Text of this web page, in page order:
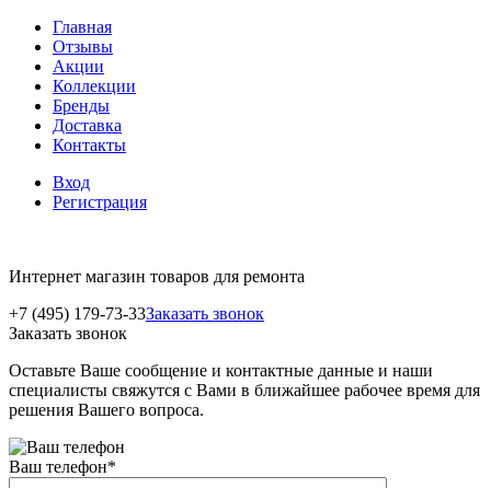
Главная
Отзывы
Акции
Коллекции
Бренды
Доставка
Контакты
Вход
Регистрация
Интернет магазин товаров для ремонта
+7 (495) 179-73-33Заказать звонок
Заказать звонок
Оставьте Ваше сообщение и контактные данные и наши
специалисты свяжутся с Вами в ближайшее рабочее время для
решения Вашего вопроса.
Ваш телефон*